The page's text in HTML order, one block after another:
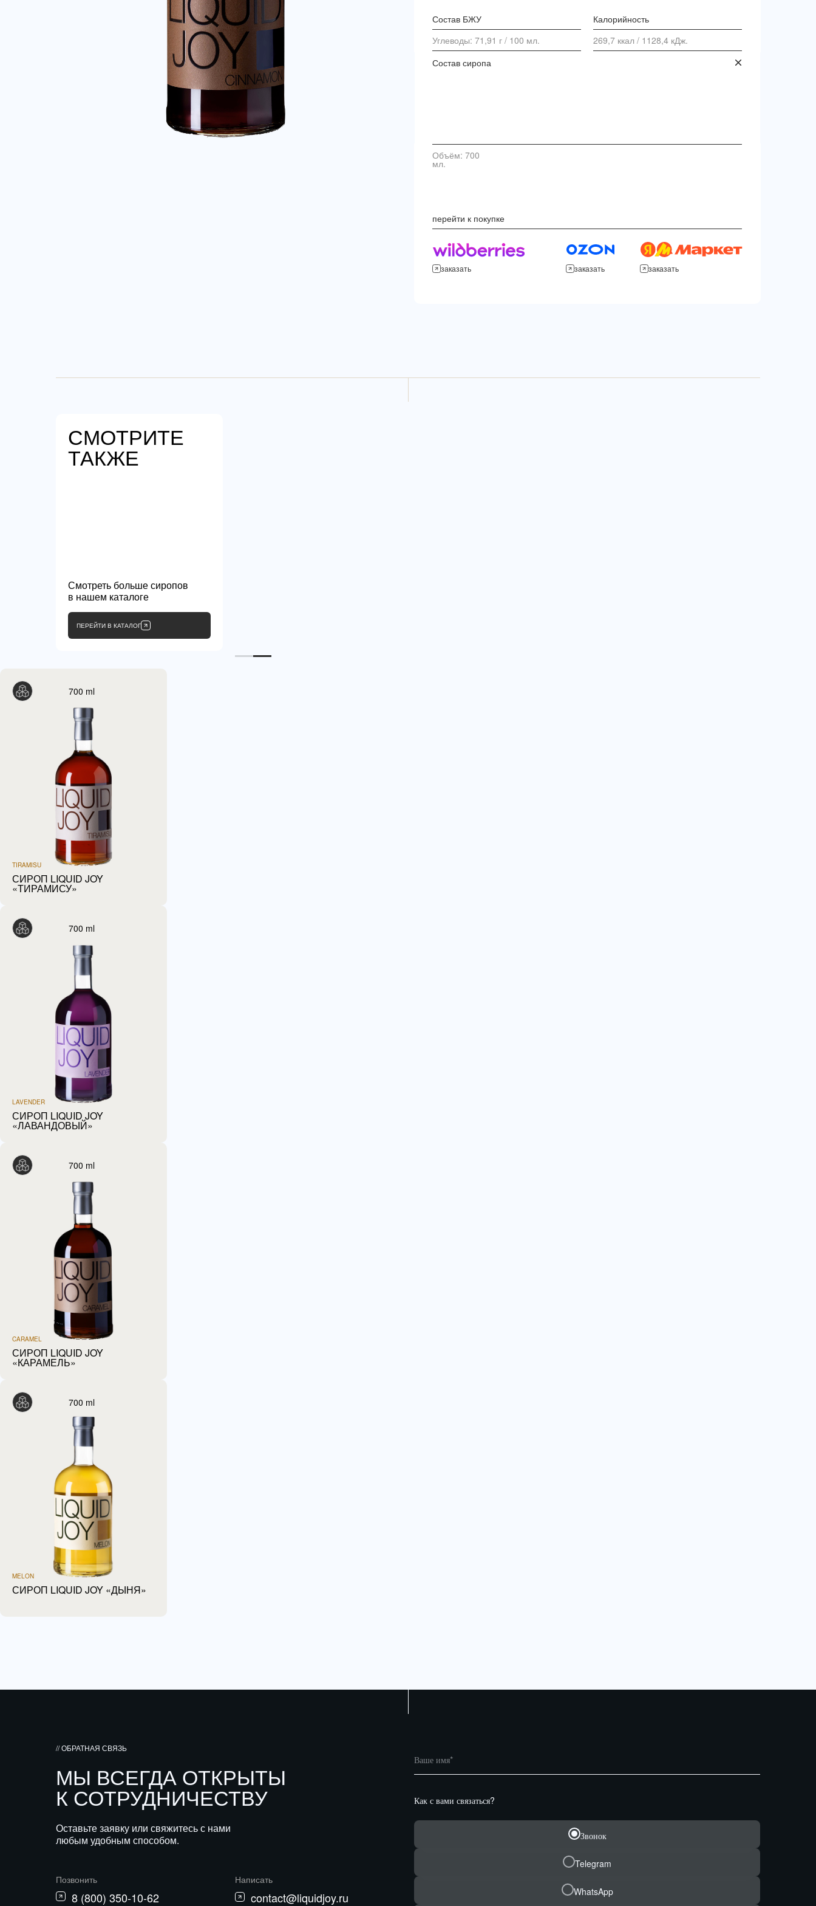
Калорийность
Состав БЖУ
Углеводы: 71,91 г / 100 мл.
269,7 ккал / 1128,4 кДж.
Состав сиропа
Объём: 700
мл.
перейти к покупке
заказать заказать заказать
СМОТРИТЕ
ТАКЖЕ
Смотреть больше сиропов
в нашем каталоге
ПЕРЕЙТИ В КАТАЛОГ
TIRAMISU
СИРОП LIQUID JOY
«ТИРАМИСУ»
700 ml
LAVENDER
СИРОП LIQUID JOY
«ЛАВАНДОВЫЙ»
700 ml
CARAMEL
СИРОП LIQUID JOY
«КАРАМЕЛЬ»
700 ml
MELON
СИРОП LIQUID JOY «ДЫНЯ»
700 ml
Как с вами связаться?
Звонок
Telegram
WhatsApp
// ОБРАТНАЯ СВЯЗЬ
МЫ ВСЕГДА ОТКРЫТЫ
К СОТРУДНИЧЕСТВУ
Оставьте заявку или свяжитесь с нами
любым удобным способом.
Написать
Позвонить
contact@liquidjoy.ru
8 (800) 350-10-62